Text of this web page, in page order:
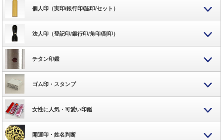
個人印（実印/銀行印/認印/セット）
法人印（登記印/銀行印/角印/副印）
チタン印鑑
ゴム印・スタンプ
女性に人気・可愛い印鑑
開運印・姓名判断